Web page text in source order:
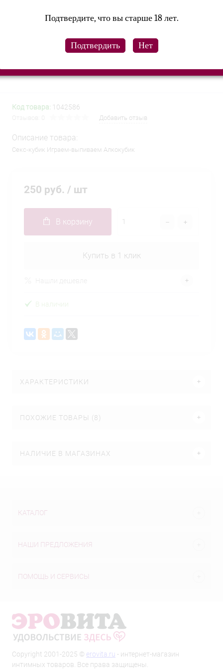
Код товара: 1042586
Добавить отзыв
Описание товара:
Секс-кубик Играем-выпиваем Алкокубик
250 руб. / шт
В корзину
Купить в 1 клик
В наличии
ХАРАКТЕРИСТИКИ
ПОХОЖИЕ ТОВАРЫ (8)
НАЛИЧИЕ В МАГАЗИНАХ
КАТАЛОГ
НАШИ ПРЕДЛОЖЕНИЯ
ПОМОЩЬ И СЕРВИСЫ
Copyright 2001-2025 © erovita.ru - интернет-магазин
интимных товаров. Все права защищены.
Подтвердите, что вы старше 18 лет.